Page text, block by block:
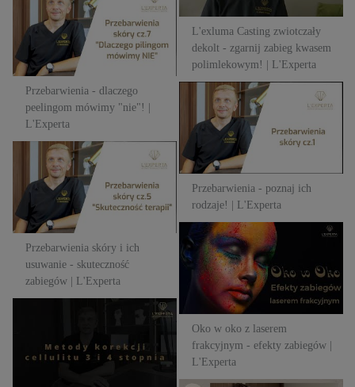
Przebarwienia - poznaj ich
rodzaje! | L'Experta
Przebarwienia - poznaj ich
rodzaje! | L'Experta
Przebarwienia - dlaczego
peelingom mówimy "nie"! |
L'Experta
peelingom mówimy "nie"! |
L'Experta
Przebarwienia skóry i ich
usuwanie - skuteczność
zabiegów | L'Experta
Przebarwienia skóry i ich
usuwanie - skuteczność
zabiegów | L'Experta
Oko w oko z laserem
frakcyjnym - efekty zabiegów |
L'Experta
Oko w oko z laserem
frakcyjnym - efekty zabiegów |
L'Experta
cellulitu (cz. 2) | L'Experta
L'exluma Casting zwiotczały
dekolt - zgarnij zabieg kwasem
polimlekowym! | L'Experta